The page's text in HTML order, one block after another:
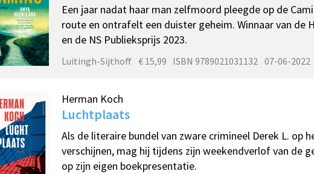
Een jaar nadat haar man zelfmoord pleegde op de
route en ontrafelt een duister geheim. Winnaar van de
en de NS Publieksprijs 2023.
Luitingh-Sijthoff € 15,99 ISBN 9789021031132 07-06-2022
Herman Koch
Luchtplaats
Als de literaire bundel van zware crimineel Derek L. op
verschijnen, mag hij tijdens zijn weekendverlof van de
op zijn eigen boekpresentatie.